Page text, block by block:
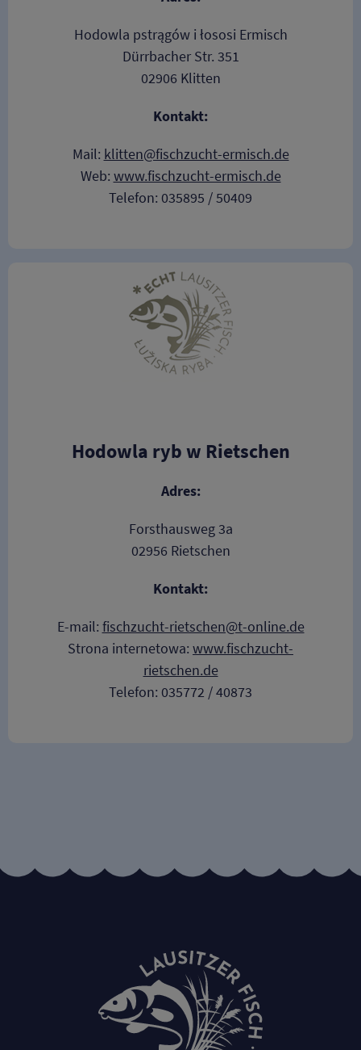
Hodowla pstrągów i łososi Ermisch
Dürrbacher Str. 351
02906 Klitten
Kontakt:
Mail: klitten@fischzucht-ermisch.de
Web: www.fischzucht-ermisch.de
Telefon: 035895 / 50409
Hodowla ryb w Rietschen
Adres:
Forsthausweg 3a
02956 Rietschen
Kontakt:
E-mail: fischzucht-rietschen@t-online.de
Strona internetowa: www.fischzucht-
rietschen.de
Telefon: 035772 / 40873